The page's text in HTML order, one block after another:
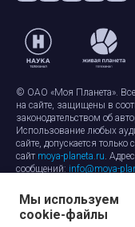
© ОАО «Моя Планета».
на сайте, защищены в
законодательством об
Использование любых
сайте, допускается
сайт moya-planeta.ru.
сообщений: info@moya-
Правила сайтаРабота с
Защита персональных
Мы используем
cookie-файлы